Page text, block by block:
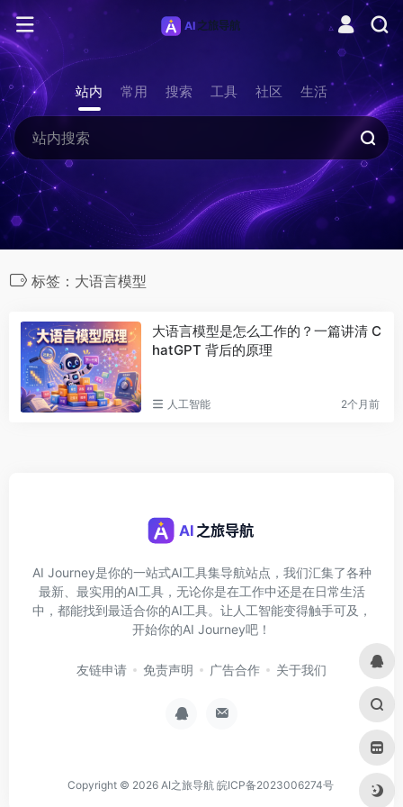
站内 常用 搜索 工具 社区 生活
标签：大语言模型
大语言模型是怎么工作的？一篇讲清 C
hatGPT 背后的原理
人工智能 2个月前
AI Journey是你的一站式AI工具集导航站点，我们汇集了各种
最新、最实用的AI工具，无论你是在工作中还是在日常生活
中，都能找到最适合你的AI工具。让人工智能变得触手可及，
开始你的AI Journey吧！
友链申请 免责声明 广告合作 关于我们
Copyright © 2026 AI之旅导航 皖ICP备2023006274号